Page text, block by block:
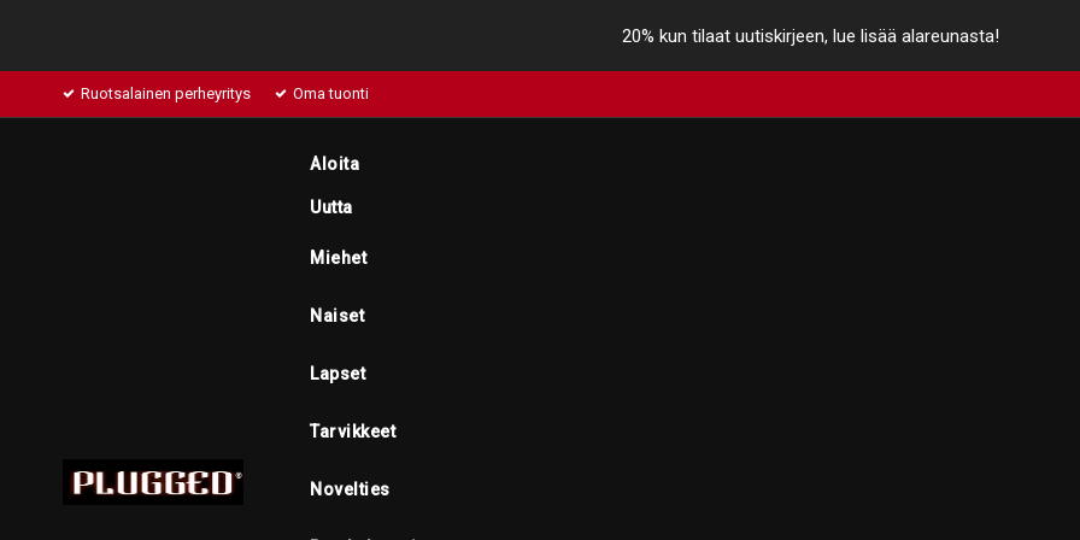
20% kun tilaat uutiskirjeen, lue lisää alareunasta!
Ruotsalainen perheyritys Oma tuonti
Aloita
Uutta
Miehet
Naiset
Lapset
Tarvikkeet
Novelties